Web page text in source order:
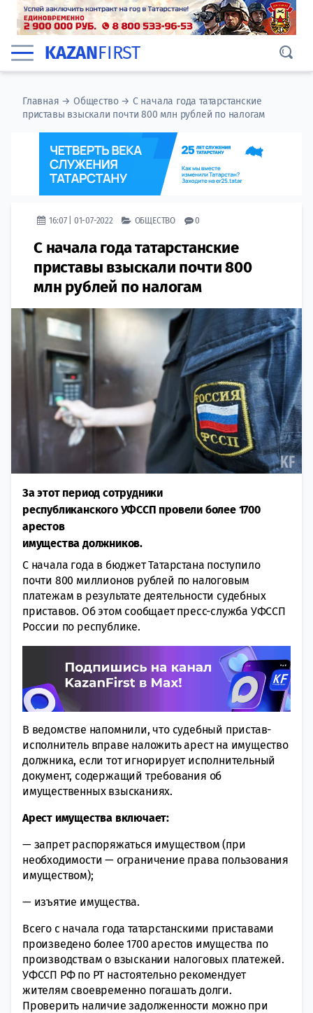
KAZANFIRST
Главная →Общество→ С начала года татарстанские
приставы взыскали почти 800 млн рублей по налогам​
16:07 | 01-07-2022 ОБЩЕСТВО 0
С начала года татарстанские
приставы взыскали почти 800
млн рублей по налогам​
За этот период сотрудники
республиканского УФССП провели более 1700
арестов
имущества должников.
С начала года в бюджет Татарстана поступило
почти 800 миллионов рублей по налоговым
платежам в результате деятельности судебных
приставов. Об этом сообщает пресс-служба УФССП
России по республике.
В ведомстве напомнили, что судебный пристав-
исполнитель вправе наложить арест на имущество
должника, если тот игнорирует исполнительный
документ, содержащий требования об
имущественных взысканиях.
Арест имущества включает:
— запрет распоряжаться имуществом (при
необходимости — ограничение права пользования
имуществом);
— изъятие имущества.
Всего с начала года татарстанскими приставами
произведено более 1700 арестов имущества по
производствам о взыскании налоговых платежей.
УФССП РФ по РТ настоятельно рекомендует
жителям своевременно погашать долги.
Проверить наличие задолженности можно при